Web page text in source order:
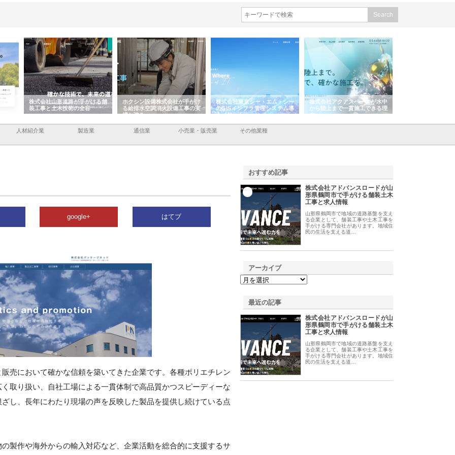
株式会社山形道路が手がける舗
装工事と土木技術の全容
ホクシン設備株式会社が手がけ
る給排水空調消火設備工事の実
績と強み
株式会社東京シー・エム・シー
のGISインフラ管理システム導
入メリット
株式会社アクアスペースが水中
から陸上まで一貫施工できる理
由
人材紹介業 製造業 通信業 小売業・販売業 その他業種
google+ はてブ
売において確かな信頼を築いてきた企業です。各種ポリエチレン
取り扱い、自社工場による一貫体制で高品質かつスピーディーな
し、長年にわたり現場の声を反映した製品を提供し続けている点
製作や海外からの輸入対応など、企業活動を総合的に支援するサ
おすすめ記事
株式会社アドバンスロードが山
形県鶴岡市で手がける舗装土木
工事と求人情報
山形県鶴岡市で地域の道路基盤を支え
る企業として、舗装工事や土木工事を
手がける専門会社があります。地域住
民の生活を支える道…
アーカイブ
最近の記事
株式会社アドバンスロードが山
形県鶴岡市で手がける舗装土木
工事と求人情報
山形県鶴岡市で地域の道路基盤を支え
る企業として、舗装工事や土木工事を
手がける専門会社があります。地域住
民の生活を支える道…